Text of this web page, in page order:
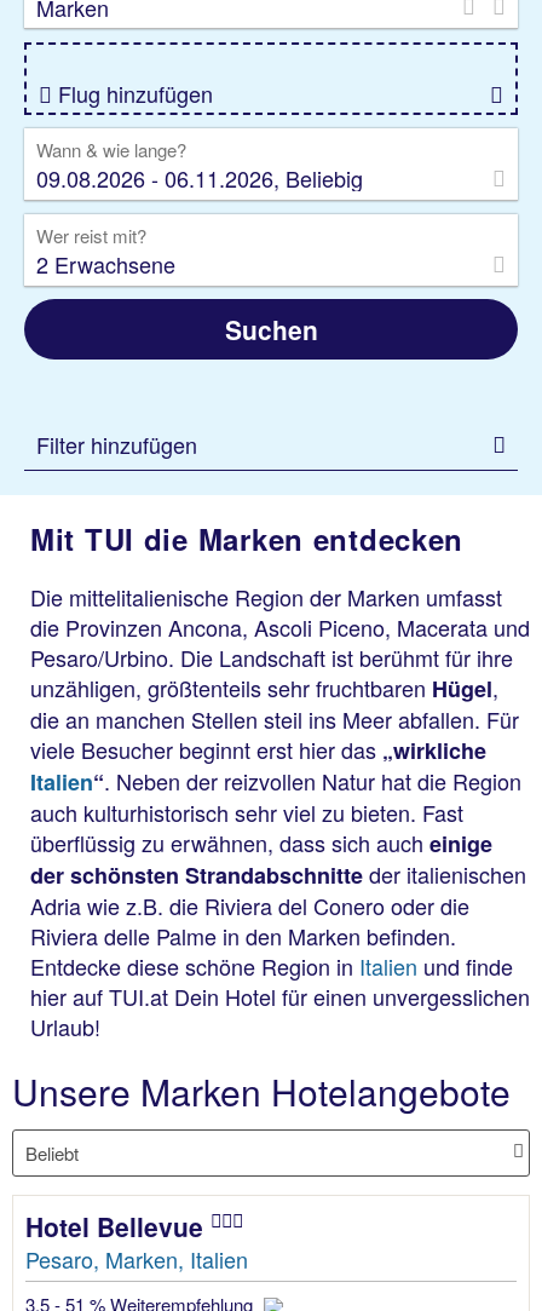
Gruppenreise
Camper Privattransfer
Flug hinzufügen
Wann & wie lange?
09.08.2026 - 06.11.2026, Beliebig
Wer reist mit?
2 Erwachsene
Suchen
Filter hinzufügen
Mit TUI die Marken entdecken
Die mittelitalienische Region der Marken umfasst
die Provinzen Ancona, Ascoli Piceno, Macerata und
Pesaro/Urbino. Die Landschaft ist berühmt für ihre
unzähligen, größtenteils sehr fruchtbaren Hügel,
die an manchen Stellen steil ins Meer abfallen. Für
viele Besucher beginnt erst hier das „wirkliche
Italien“. Neben der reizvollen Natur hat die Region
auch kulturhistorisch sehr viel zu bieten. Fast
überflüssig zu erwähnen, dass sich auch einige
der schönsten Strandabschnitteder italienischen
Adria wie z.B. die Riviera del Conero oder die
Riviera delle Palme in den Marken befinden.
Entdecke diese schöne Region in Italien und finde
hier auf TUI.at Dein Hotel für einen unvergesslichen
Urlaub!
Unsere Marken Hotelangebote
Hotel Bellevue
Pesaro, Marken, Italien
3.5 - 51 % Weiterempfehlung